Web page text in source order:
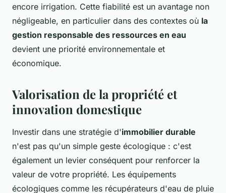
encore irrigation. Cette fiabilité est un avantage non
négligeable, en particulier dans des contextes où la
gestion responsable des ressources en eau
devient une priorité environnementale et
économique.
Valorisation de la propriété et
innovation domestique
Investir dans une stratégie d'immobilier durable
n'est pas qu'un simple geste écologique : c'est
également un levier conséquent pour renforcer la
valeur de votre propriété. Les équipements
écologiques comme les récupérateurs d'eau de pluie